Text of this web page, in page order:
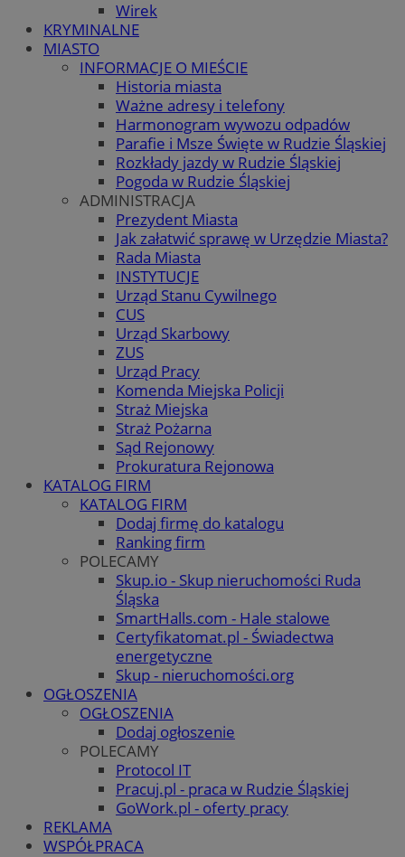
Wirek
KRYMINALNE
MIASTO
INFORMACJE O MIEŚCIE
Historia miasta
Ważne adresy i telefony
Harmonogram wywozu odpadów
Parafie i Msze Święte w Rudzie Śląskiej
Rozkłady jazdy w Rudzie Śląskiej
Pogoda w Rudzie Śląskiej
ADMINISTRACJA
Prezydent Miasta
Jak załatwić sprawę w Urzędzie Miasta?
Rada Miasta
INSTYTUCJE
Urząd Stanu Cywilnego
CUS
Urząd Skarbowy
ZUS
Urząd Pracy
Komenda Miejska Policji
Straż Miejska
Straż Pożarna
Sąd Rejonowy
Prokuratura Rejonowa
KATALOG FIRM
KATALOG FIRM
Dodaj firmę do katalogu
Ranking firm
POLECAMY
Skup.io - Skup nieruchomości Ruda
Śląska
SmartHalls.com - Hale stalowe
Certyfikatomat.pl - Świadectwa
energetyczne
Skup - nieruchomości.org
OGŁOSZENIA
OGŁOSZENIA
Dodaj ogłoszenie
POLECAMY
Protocol IT
Pracuj.pl - praca w Rudzie Śląskiej
GoWork.pl - oferty pracy
REKLAMA
WSPÓŁPRACA